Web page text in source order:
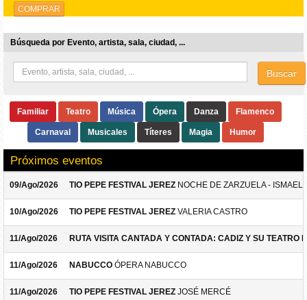
COMPRAR
Búsqueda por Evento, artista, sala, ciudad, ...
Buscar
Familiar Teatro Música Ópera Danza Flamenco
Carnaval Musicales Títeres Magia Humor
Próximos eventos
09/Ago/2026 TIO PEPE FESTIVAL JEREZ NOCHE DE ZARZUELA -
10/Ago/2026 TIO PEPE FESTIVAL JEREZ VALERIA CASTRO
11/Ago/2026 RUTA VISITA CANTADA Y CONTADA: CADIZ Y SU TEATRO
11/Ago/2026 NABUCCO ÓPERA NABUCCO
11/Ago/2026 TIO PEPE FESTIVAL JEREZ JOSÉ MERCÉ